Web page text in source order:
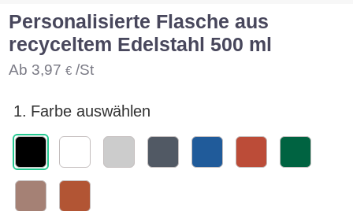
Personalisierte Flasche aus
recyceltem Edelstahl 500 ml
Ab 3,97 € /St
1. Farbe auswählen